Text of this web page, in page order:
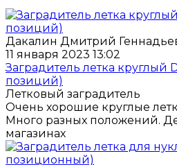
Дакалин Дмитрий
11 января 2023 13:02
Заградитель летка круглый
позиций)
Летковый заградитель
Очень хорошие круглые
Много разных положений.
магазинах